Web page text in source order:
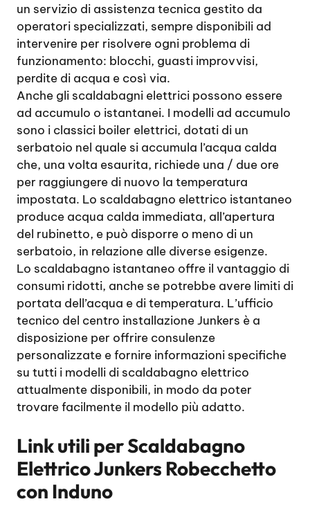
un servizio di assistenza tecnica gestito da
operatori specializzati, sempre disponibili ad
intervenire per risolvere ogni problema di
funzionamento: blocchi, guasti improvvisi,
perdite di acqua e così via.
Anche gli scaldabagni elettrici possono essere
ad accumulo o istantanei. I modelli ad accumulo
sono i classici boiler elettrici, dotati di un
serbatoio nel quale si accumula l’acqua calda
che, una volta esaurita, richiede una / due ore
per raggiungere di nuovo la temperatura
impostata. Lo scaldabagno elettrico istantaneo
produce acqua calda immediata, all’apertura
del rubinetto, e può disporre o meno di un
serbatoio, in relazione alle diverse esigenze.
Lo scaldabagno istantaneo offre il vantaggio di
consumi ridotti, anche se potrebbe avere limiti di
portata dell’acqua e di temperatura. L’ufficio
tecnico del centro installazione Junkers è a
disposizione per offrire consulenze
personalizzate e fornire informazioni specifiche
su tutti i modelli di scaldabagno elettrico
attualmente disponibili, in modo da poter
trovare facilmente il modello più adatto.
Link utili perScaldabagno
Elettrico Junkers Robecchetto
con Induno